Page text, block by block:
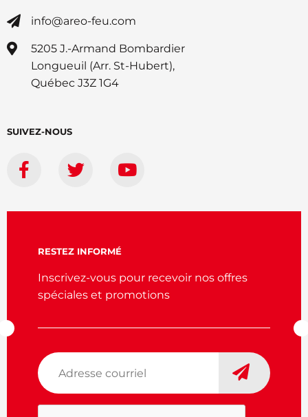
info@areo-feu.com
5205 J.-Armand Bombardier
Longueuil (Arr. St-Hubert),
Québec J3Z 1G4
SUIVEZ-NOUS
RESTEZ INFORMÉ
Inscrivez-vous pour recevoir nos offres
spéciales et promotions
Adresse
courriel